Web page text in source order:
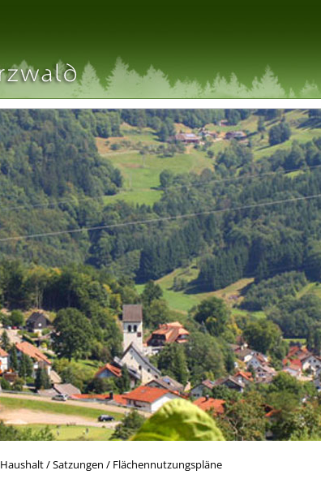
Haushalt / Satzungen / Flächennutzungspläne